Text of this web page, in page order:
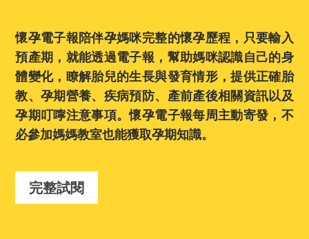
懷孕電子報陪伴孕媽咪完整的懷孕歷程，只要輸入
預產期，就能透過電子報，幫助媽咪認識自己的身
體變化，瞭解胎兒的生長與發育情形，提供正確胎
教、孕期營養、疾病預防、產前產後相關資訊以及
孕期叮嚀注意事項。懷孕電子報每周主動寄發，不
必參加媽媽教室也能獲取孕期知識。
完整試閱